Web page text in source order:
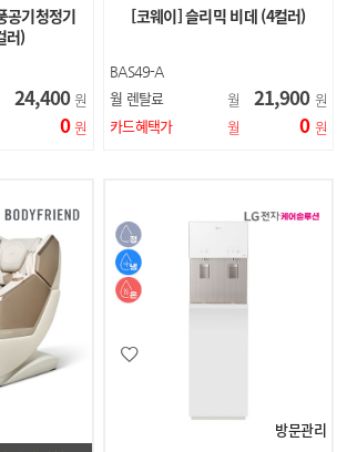
공기청정기
러)
24,400 원
0 원
[코웨이] 슬리믹 비데 (4컬러)
BAS49-A
월 렌탈료 월 21,900 원
카드혜택가
월 0 원
방문관리